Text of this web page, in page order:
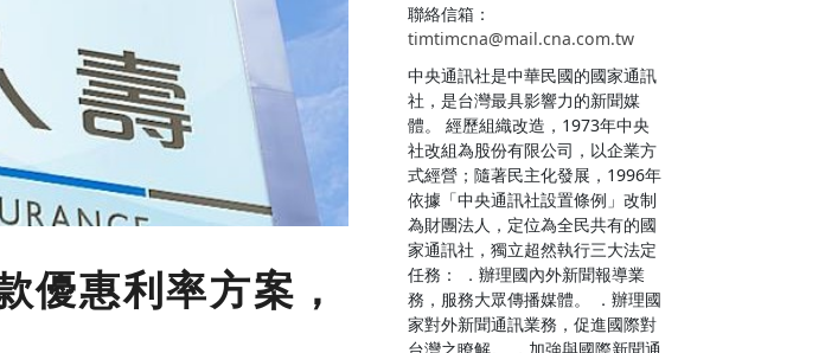
優惠利率方案，
聯絡信箱：
timtimcna@mail.cna.com.tw
中央通訊社是中華民國的國家通訊
社，是台灣最具影響力的新聞媒
體。 經歷組織改造，1973年中央
社改組為股份有限公司，以企業方
式經營；隨著民主化發展，1996年
依據「中央通訊社設置條例」改制
為財團法人，定位為全民共有的國
家通訊社，獨立超然執行三大法定
任務： ．辦理國內外新聞報導業
務，服務大眾傳播媒體。 ．辦理國
家對外新聞通訊業務，促進國際對